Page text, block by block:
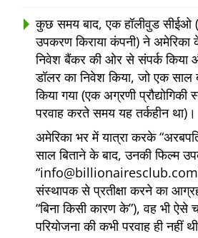
कुछ समय बाद, एक हॉलीवुड सीईओ
उपकरण किराया कंपनी) ने
निवेश बैंकर की ओर से संपर्क किया
डॉलर का निवेश किया, जो एक साल
किया गया (एक अग्रणी
परवाह करते समय यह तर्कहीन था)।
अमेरिका भर में यात्रा करके
साल बिताने के बाद, उनकी फिल्म
info@billionairesclub.com
संस्थापक से प्रतीक्षा करने का
बिना किसी कारण के ), वह भी ऐसे
परियोजना की कभी परवाह ही नहीं